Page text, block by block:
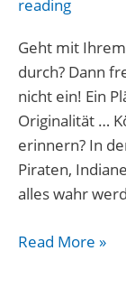
reading
Geht mit
durch? Dann
nicht ein! Ein
Originalität …
erinnern? In
Piraten,
alles wahr
Read More »